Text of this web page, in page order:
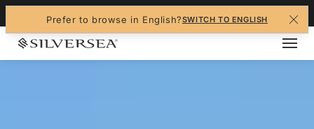
Prefer to browse in English?SWITCH TO ENGLISH